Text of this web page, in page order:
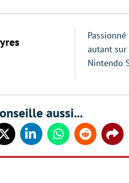
autant sur
Nintendo
aussi...
Twitter LinkedinWhatsappReddit Share